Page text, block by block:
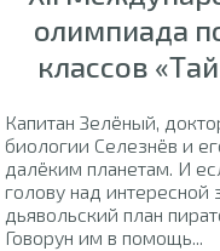
олимпиада
классов
Капитан Зелёный,
биологии Селезнёв и
далёким планетам. И
голову над интересной
дьявольский план
Говорун им в помощь...